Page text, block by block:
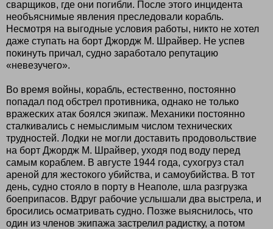
сварщиков, где они погибли. После этого инцидента
необъяснимые явления преследовали корабль.
Несмотря на выгодные условия работы, никто не хотел
даже ступать на борт Джордж М. Шрайвер. Не успев
покинуть причал, судно заработало репутацию
«невезучего».
Во время войны, корабль, естественно, постоянно
попадал под обстрел противника, однако не только
вражеских атак боялся экипаж. Механики постоянно
сталкивались с немыслимым числом технических
трудностей. Лодки не могли доставить продовольствие
на борт Джордж М. Шрайвер, уходя под воду перед
самым кораблем. В августе 1944 года, сухогруз стал
ареной для жестокого убийства, и самоубийства. В тот
день, судно стояло в порту в Неаполе, шла разгрузка
боеприпасов. Вдруг рабочие услышали два выстрела, и
бросились осматривать судно. Позже выяснилось, что
один из членов экипажа застрелил радистку, а потом